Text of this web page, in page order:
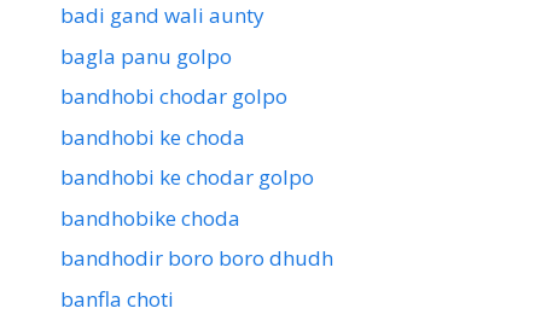
badi gand wali aunty
bagla panu golpo
bandhobi chodar golpo
bandhobi ke choda
bandhobi ke chodar golpo
bandhobike choda
bandhodir boro boro dhudh
banfla choti